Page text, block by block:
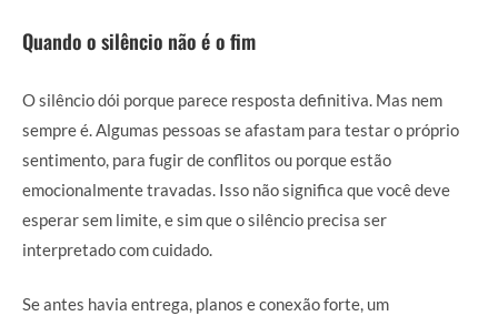
Quando o silêncio não é o fim
O silêncio dói porque parece resposta definitiva. Mas nem
sempre é. Algumas pessoas se afastam para testar o próprio
sentimento, para fugir de conflitos ou porque estão
emocionalmente travadas. Isso não significa que você deve
esperar sem limite, e sim que o silêncio precisa ser
interpretado com cuidado.
Se antes havia entrega, planos e conexão forte, um